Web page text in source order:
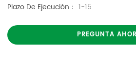
Plazo De Ejecución： 1-15
PREGUNTA